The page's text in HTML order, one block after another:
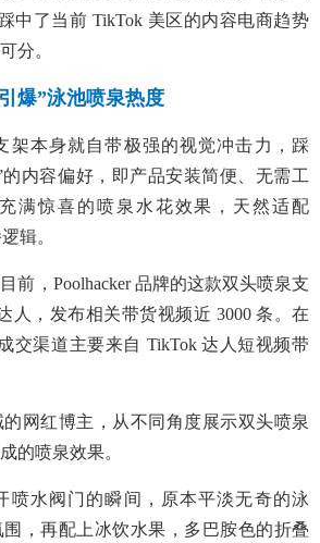
中了当前 TikTok 美区的内容电商趋势
分。
爆”泳池喷泉热度
架本身就自带极强的视觉冲击力，踩
内容偏好，即产品安装简便、无需工
满惊喜的喷泉水花效果，天然适配
辑。
前，Poolhacker 品牌的这款双头喷泉支
人，发布相关带货视频近 3000 条。在
交渠道主要来自 TikTok 达人短视频带
网红博主，从不同角度展示双头喷泉
的喷泉效果。
喷水阀门的瞬间，原本平淡无奇的泳
，再配上冰饮水果，多巴胺色的折叠